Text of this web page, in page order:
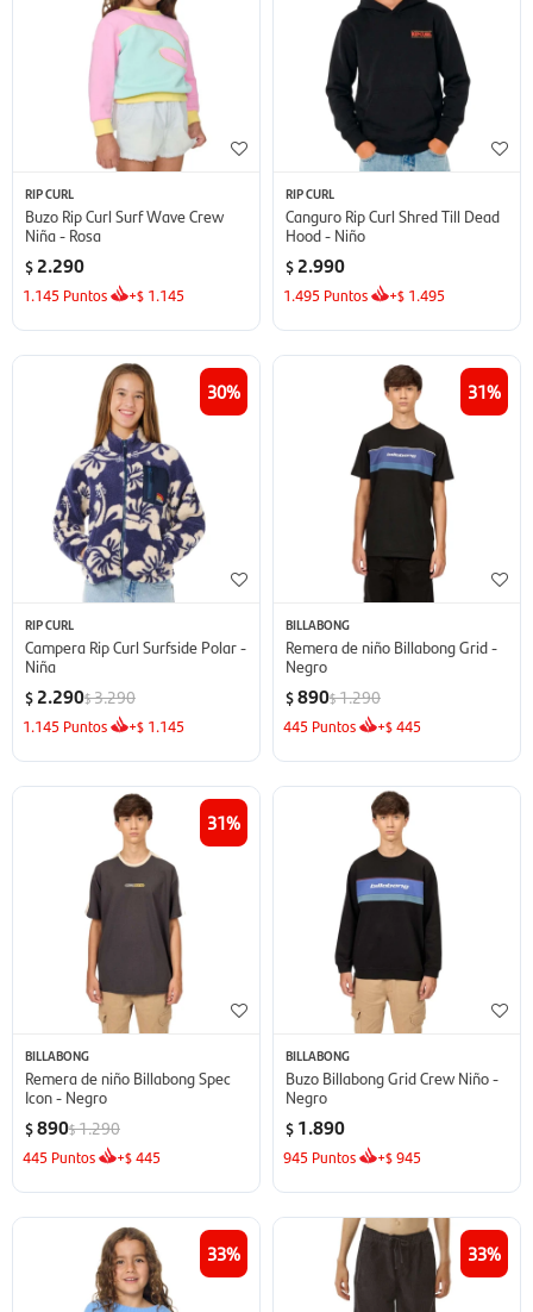
RIP CURL
Buzo Rip Curl Surf Wave Crew
Niña - Rosa
$ 2.290
1.145 Puntos +$ 1.145
RIP CURL
Canguro Rip Curl Shred Till Dead
Hood - Niño
$ 2.990
1.495 Puntos +$ 1.495
30
RIP CURL
Campera Rip Curl Surfside Polar -
Niña
$ 2.290$3.290
1.145 Puntos +$ 1.145
31
BILLABONG
Remera de niño Billabong Grid -
Negro
$890$1.290
445 Puntos +$445
31
BILLABONG
Remera de niño Billabong Spec
Icon - Negro
$890$1.290
445 Puntos +$445
BILLABONG
Buzo Billabong Grid Crew Niño -
Negro
$ 1.890
945 Puntos +$945
33 33